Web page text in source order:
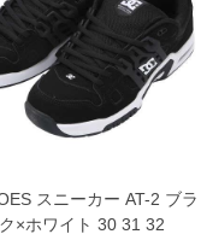
させて頂いております。予め
品は1本につき税込6,000円以
）となります。）
す。
、お客様がご使用の環境（コ
スニーカー AT-2 ブラ
×ホワイト 30 31 32